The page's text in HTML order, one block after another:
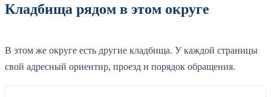
Кладбища рядом в этом округе
В этом же округе есть другие кладбища. У каждой страницы
свой адресный ориентир, проезд и порядок обращения.